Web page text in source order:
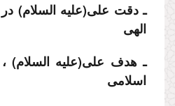
ـ دقت على(علیه السلام)
الهى
ـ هدف على(علیه السلام)،
اسلامى